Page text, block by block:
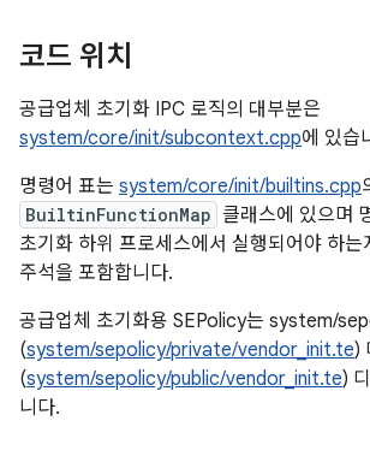
코드 위치
공급업체 초기화 IPC 로직의 대부분은
system/core/init/subcontext.cpp에 있습
명령어 표는 system/core/init/builtins.cpp
BuiltinFunctionMap 클래스에 있으며
초기화 하위 프로세스에서 실행되어야 하는
주석을 포함합니다.
공급업체 초기화용 SEPolicy는 system/
(system/sepolicy/private/vendor_init.te)
(system/sepolicy/public/vendor_init.te)
니다.